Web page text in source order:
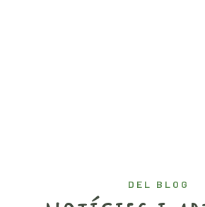
DEL BLOG